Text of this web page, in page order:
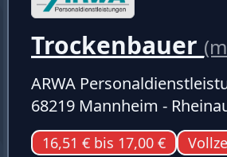
Trockenbauer
ARWA
68219 Mannheim -
16,51 € bis 17,00 €